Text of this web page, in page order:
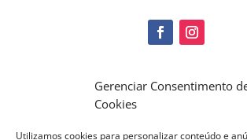
Gerenciar Consentimento
Cookies
Utilizamos cookies para personalizar conteúdo e
Politica de Cookies